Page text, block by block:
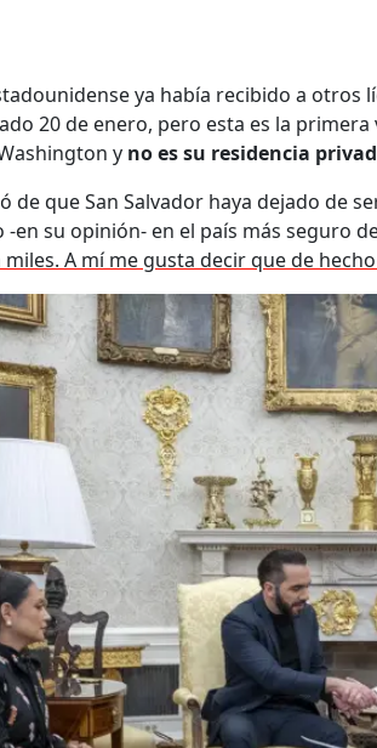
ya había recibido a
20 de enero, pero esta es la
y no es su residencia
de que San Salvador haya dejado de
-en su opinión- en el país más seguro
miles. A mí me gusta decir que de